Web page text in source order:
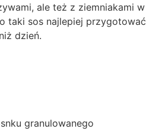
ale też z ziemniakami w
taki sos najlepiej przygotować
dzień.
granulowanego